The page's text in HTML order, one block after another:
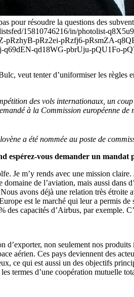
pour résoudre la questions des
15810746216/in/photolist-
pRzhyB-pRz2ei-pRzfj6-pRsmZA-
qd18WG-pbrUju-pQU1Fo-
veut tenter d’uniformiser les
des vols internationaux, un
à la Commission européenne
a été nommée au poste de
espérez-vous demander un
Je m’y rends avec une mission
domaine de l’aviation, mais aussi
avons déjà une relation très
est le marché qui leur a permis
des capacités d’Airbus, par exemple.
non seulement nos
aérien. Ces pays deviennent des
ce qui est aussi un des objectifs
termes d’une coopération mutuelle